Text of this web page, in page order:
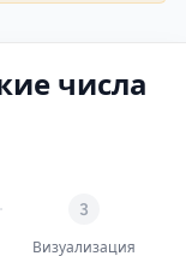
числа
3
Визуализация